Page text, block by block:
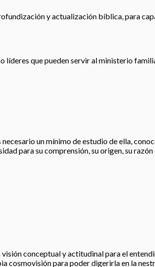
y actualización bíblica, para
que pueden servir al ministerio
un mínimo de estudio de ella,
para su comprensión, su origen, su
conceptual y actitudinal para el
cosmovisión para poder digerirla en la